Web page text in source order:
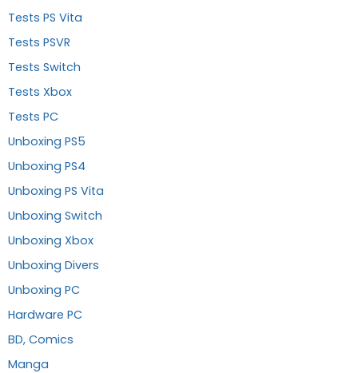
Tests PS Vita
Tests PSVR
Tests Switch
Tests Xbox
Tests PC
Unboxing PS5
Unboxing PS4
Unboxing PS Vita
Unboxing Switch
Unboxing Xbox
Unboxing Divers
Unboxing PC
Hardware PC
BD, Comics
Manga